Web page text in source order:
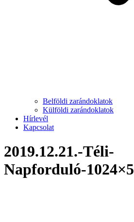
Belföldi zarándoklatok
Külföldi zarándoklatok
Hírlevél
Kapcsolat
2019.12.21.-Téli-
Napforduló-